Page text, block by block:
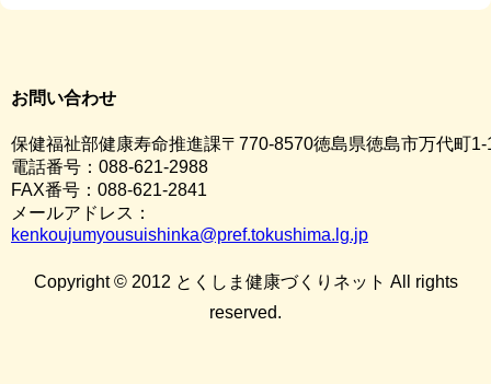
お問い合わせ
保健福祉部健康寿命推進課〒770-8570徳島県徳島市万代町1-
電話番号：088-621-2988
FAX番号：088-621-2841
メールアドレス：
kenkoujumyousuishinka@pref.tokushima.lg.jp
Copyright © 2012 とくしま健康づくりネット All rights
reserved.